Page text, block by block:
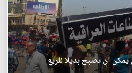
ان تصبح بديلا للريع